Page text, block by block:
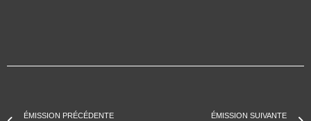
ÉMISSION PRÉCÉDENTE
ÉMISSION SUIVANTE